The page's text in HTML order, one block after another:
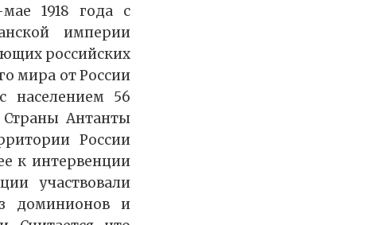
1918 года с
империи
российских
мира от России
населением 56
Страны Антанты
России
к интервенции
участвовали
доминионов и